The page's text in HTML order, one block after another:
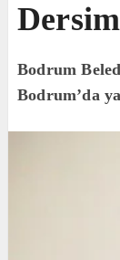
Bodrum
Bodrum’da